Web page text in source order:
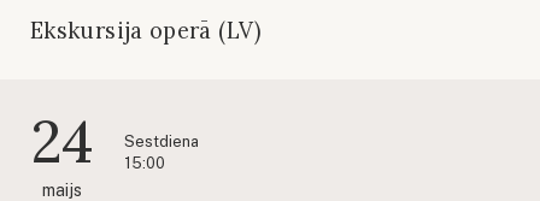
Ekskursija operā (LV)
24
maijs
Sestdiena
15:00